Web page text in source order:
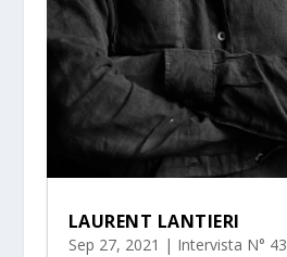
LAURENT LANTIERI
Sep 27, 2021 | Intervista N° 43